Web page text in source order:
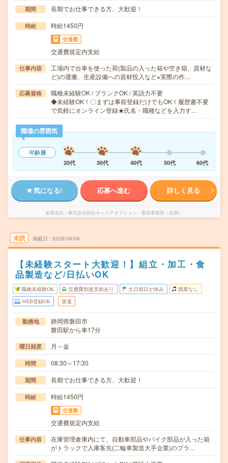
期間 長期でお仕事できる方、大歓迎！
時給 時給1450円
交通費
交通費規定内支給
仕事内容
工場内で台車を使った荷(製品の入った箱や空き箱、資材な
ど)の運搬、生産設備への資材投入など※実際の作…
応募資格
職種未経験OK / ブランクOK / 英語力不要
◆未経験OK！〇まずは事前登録だけでもOK！履歴書不要
で気軽にオンライン登録★氏名・職種などを入力す…
職場の雰囲気
年齢層
20代
30代 40代 50代 60代
気になる! 応募へ進む 詳しく見る
派遣会社 株式会社綜合キャリアオプション 製造事業部（全国）
未読 掲載日 2026/08/08
【未経験スタート大歓迎！】組立・加工・食
品製造など/日払いOK
職種未経験OK 交通費別途支給あり 土日祝日が休み 残業なし
WEB登録OK 派遣
勤務地
静岡県磐田市
磐田駅から車17分
曜日頻度 月～金
時間 08:30～17:30
期間 長期でお仕事できる方、大歓迎！
時給 時給1450円
交通費
交通費規定内支給
仕事内容
在庫管理倉庫内にて、自動車部品やバイク部品が入った箱
がトラックで入庫客先(二輪車製造大手企業)のプラ…